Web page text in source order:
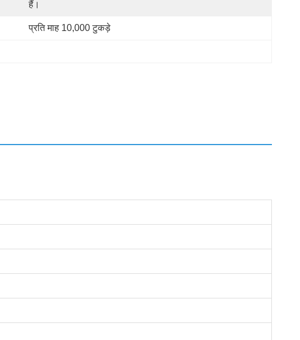
हैं।
प्रति माह 10,000 टुकड़े